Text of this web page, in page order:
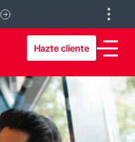
Hazte cliente